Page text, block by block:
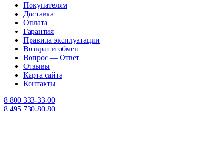
Покупателям
Доставка
Оплата
Гарантия
Правила эксплуатации
Возврат и обмен
Вопрос — Ответ
Отзывы
Карта сайта
Контакты
8 800 333-33-00
8 495 730-80-80